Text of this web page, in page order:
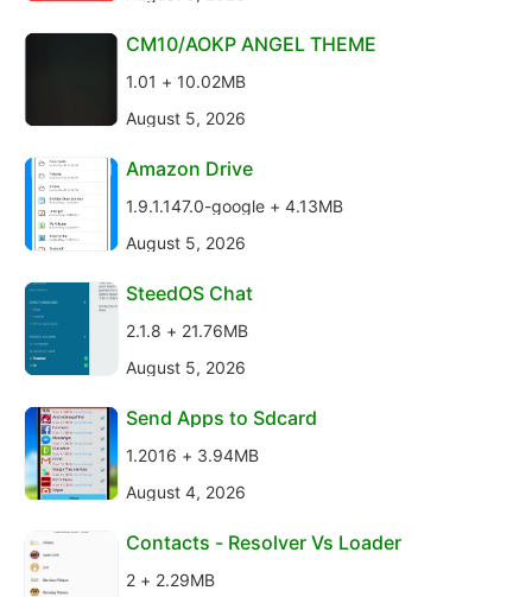
CM10/AOKP ANGEL THEME
1.01 + 10.02MB
August 5, 2026
Amazon Drive
1.9.1.147.0-google + 4.13MB
August 5, 2026
SteedOS Chat
2.1.8 + 21.76MB
August 5, 2026
Send Apps to Sdcard
1.2016 + 3.94MB
August 4, 2026
Contacts - Resolver Vs Loader
2 + 2.29MB